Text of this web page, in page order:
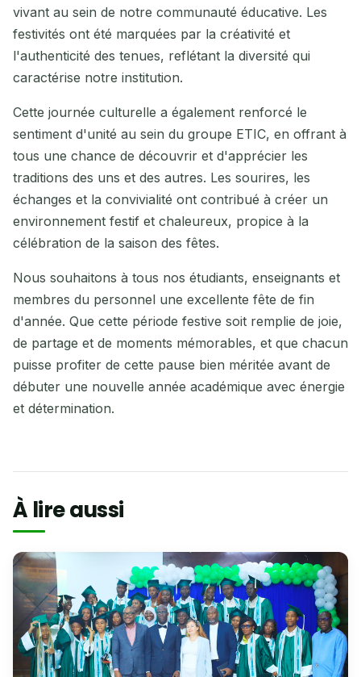
vivant au sein de notre communauté éducative. Les
festivités ont été marquées par la créativité et
l'authenticité des tenues, reflétant la diversité qui
caractérise notre institution.
Cette journée culturelle a également renforcé le
sentiment d'unité au sein du groupe ETIC, en offrant à
tous une chance de découvrir et d'apprécier les
traditions des uns et des autres. Les sourires, les
échanges et la convivialité ont contribué à créer un
environnement festif et chaleureux, propice à la
célébration de la saison des fêtes.
Nous souhaitons à tous nos étudiants, enseignants et
membres du personnel une excellente fête de fin
d'année. Que cette période festive soit remplie de joie,
de partage et de moments mémorables, et que chacun
puisse profiter de cette pause bien méritée avant de
débuter une nouvelle année académique avec énergie
et détermination.
À lire aussi